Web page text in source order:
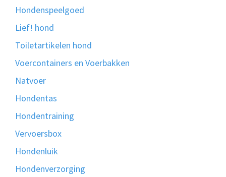
Hondenspeelgoed
Lief! hond
Toiletartikelen hond
Voercontainers en Voerbakken
Natvoer
Hondentas
Hondentraining
Vervoersbox
Hondenluik
Hondenverzorging